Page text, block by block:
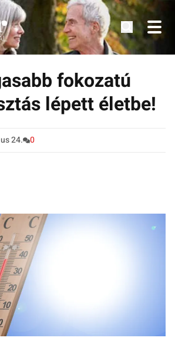
idősek számára.
fokozatú
lépett életbe!
24. 0